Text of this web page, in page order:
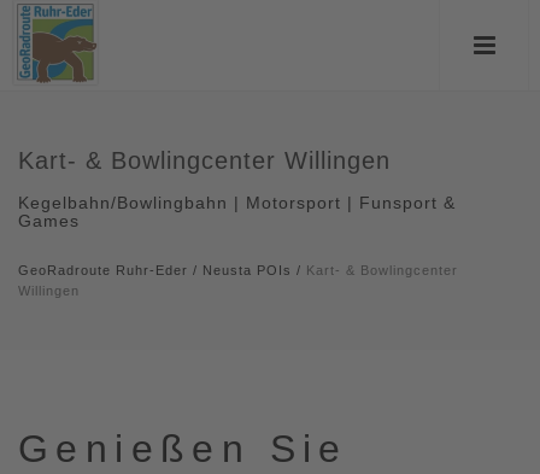
Kart- & Bowlingcenter Willingen
Kegelbahn/Bowlingbahn | Motorsport | Funsport &
Games
GeoRadroute Ruhr-Eder / Neusta POIs / Kart- & Bowlingcenter
Willingen
Genießen Sie